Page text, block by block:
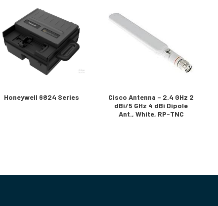
Honeywell 6824 Series
Cisco Antenna – 2.4 GHz 2
dBi/5 GHz 4 dBi Dipole
Ant., White, RP-TNC